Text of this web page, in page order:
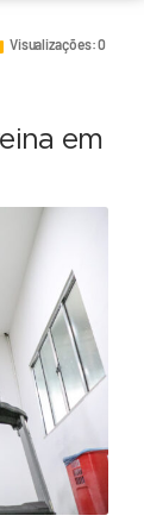
Visualizações: 0
em